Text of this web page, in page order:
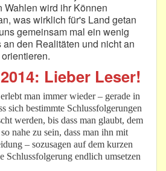
Wahlen wird ihr Können
was wirklich für's Land getan
gemeinsam mal ein wenig
den Realitäten und nicht an
Lieber Leser!
man immer wieder – gerade in
sich bestimmte Schlussfolgerungen
werden, bis dass man glaubt, dem
nahe zu sein, dass man ihn mit
– sozusagen auf dem kurzen
Schlussfolgerung endlich umsetzen